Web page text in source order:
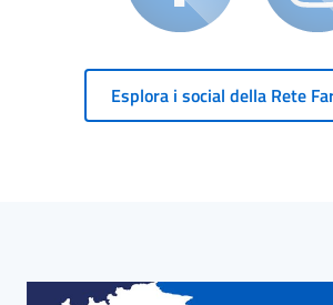
Esplora i social della Rete
Blocco Banner